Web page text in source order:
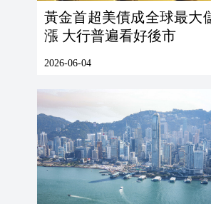
黃金首超美債成全球最大
漲 大行普遍看好後市
2026-06-04